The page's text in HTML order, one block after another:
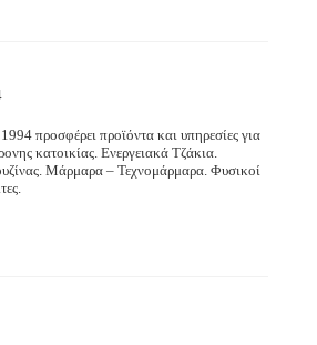
προσφέρει προϊόντα και υπηρεσίες για
κατοικίας. Ενεργειακά Τζάκια.
Μάρμαρα – Τεχνομάρμαρα. Φυσικοί